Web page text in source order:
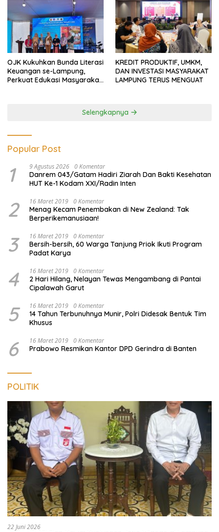
OJK Kukuhkan Bunda Literasi
Keuangan se-Lampung,
Perkuat Edukasi Masyarakat
KREDIT PRODUKTIF, UMKM,
DAN INVESTASI MASYARAKAT
LAMPUNG TERUS MENGUAT
Selengkapnya
Popular Post
1 9 Agustus 2026 0 Komentar
Danrem 043/Gatam Hadiri Ziarah Dan Bakti Kesehatan
HUT Ke-1 Kodam XXI/Radin Inten
2 16 Maret 2019 0 Komentar
Menag Kecam Penembakan di New Zealand: Tak
Berperikemanusiaan!
3 16 Maret 2019 0 Komentar
Bersih-bersih, 60 Warga Tanjung Priok Ikuti Program
Padat Karya
4 16 Maret 2019 0 Komentar
2 Hari Hilang, Nelayan Tewas Mengambang di Pantai
Cipalawah Garut
5 16 Maret 2019 0 Komentar
14 Tahun Terbunuhnya Munir, Polri Didesak Bentuk Tim
Khusus
6 16 Maret 2019 0 Komentar
Prabowo Resmikan Kantor DPD Gerindra di Banten
POLITIK
22 Juni 2026